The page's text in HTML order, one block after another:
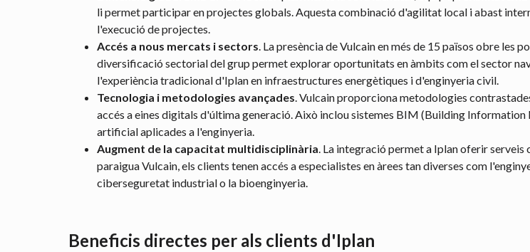
li permet participar en projectes globals. Aquesta combinació d'agilitat local i abast
l'execució de projectes.
Accés a nous mercats i sectors. La presència de Vulcain en més de 15 països obre les
diversificació sectorial del grup permet explorar oportunitats en àmbits com el sector
l'experiència tradicional d'Iplan en infraestructures energètiques i d'enginyeria civil.
Tecnologia i metodologies avançades. Vulcain proporciona metodologies
accés a eines digitals d'última generació. Això inclou sistemes BIM (Building
artificial aplicades a l'enginyeria.
Augment de la capacitat multidisciplinària. La integració permet a Iplan oferir serveis
paraigua Vulcain, els clients tenen accés a especialistes en àrees tan diverses com
ciberseguretat industrial o la bioenginyeria.
Beneficis directes per als clients d'Iplan